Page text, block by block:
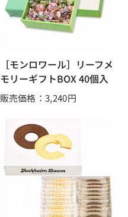
［モンロワール］リーフメ
モリーギフトBOX 40個入
販売価格：3,240円